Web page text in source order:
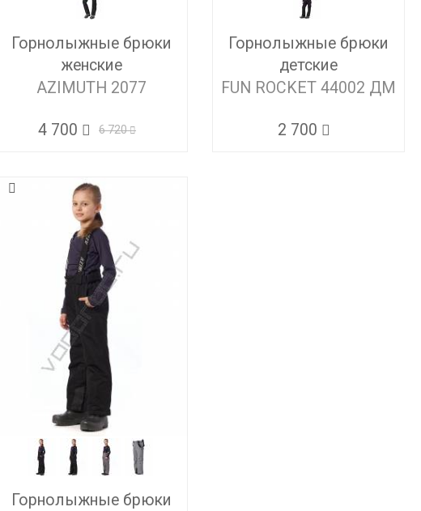
Горнолыжные брюки
женские
AZIMUTH 2077
4 700 6 720
Горнолыжные брюки
детские
FUN ROCKET 44002 ДМ
2 700
Горнолыжные брюки